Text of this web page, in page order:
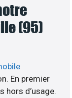
(95)
En premier
hors d’usage.